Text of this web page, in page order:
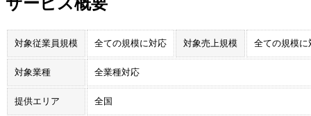
サービス概要
対象従業員規模 全ての規模に対応 対象売上規模 全ての規模に
対象業種 全業種対応
提供エリア 全国